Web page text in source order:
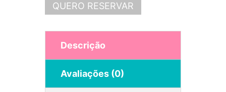
QUERO RESERVAR
Descrição
Avaliações (0)